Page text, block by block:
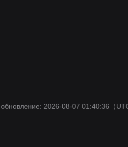
2026-08-07 01:40:36 （